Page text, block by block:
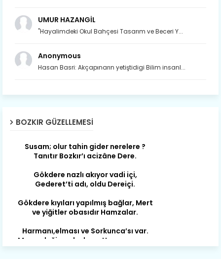
UMUR HAZANGİL
"Hayalimdeki Okul Bahçesi Tasarım ve Beceri Y...
Anonymous
Hasan Basri: Akçapınarın yetiştidigi Bilim insanl...
BOZKIR GÜZELLEMESI
Tanıtır Bozkır’ı acizâne Dere.
Gökdere nazlı akıyor vadi içi,
Gederet’ti adı, oldu Dereiçi.
Gökdere kıyıları yapılmış bağlar, Mert
ve yiğitler obasıdır Hamzalar.
Harmanı,elması ve Sorkunca’sı var.
Meyre değişerek olmuş Harmanpınar.
Büyük yerdir, mahalleleri Aydınlık, Tarih